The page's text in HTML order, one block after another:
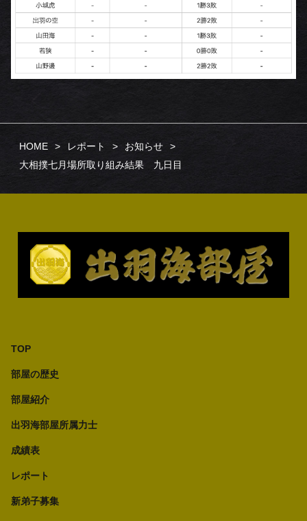
HOME レポート
お知らせ
大相撲七月場所取り組み結果 九日目
TOP
部屋の歴史
部屋紹介
出羽海部屋所属力士
成績表
レポート
新弟子募集